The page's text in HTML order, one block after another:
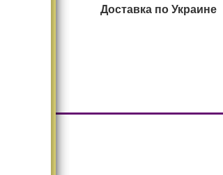
Доставка по Украине
Большой ассортимент